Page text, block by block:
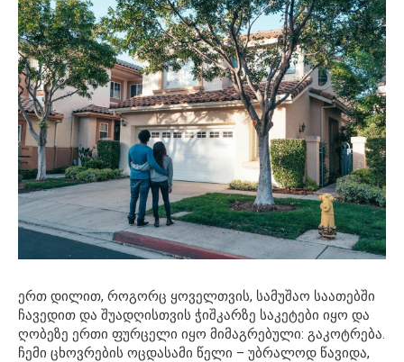
ერთ დილით, როგორც ყოველთვის, სამუშაო საათებში
ჩავედით და შუადღისთვის ჭიშკარზე საკეტები იყო და
ღობეზე ერთი ფურცელი იყო მიმაგრებული: გაკოტრება.
ჩემი ცხოვრების ოცდასამი წელი – უბრალოდ წავიდა,